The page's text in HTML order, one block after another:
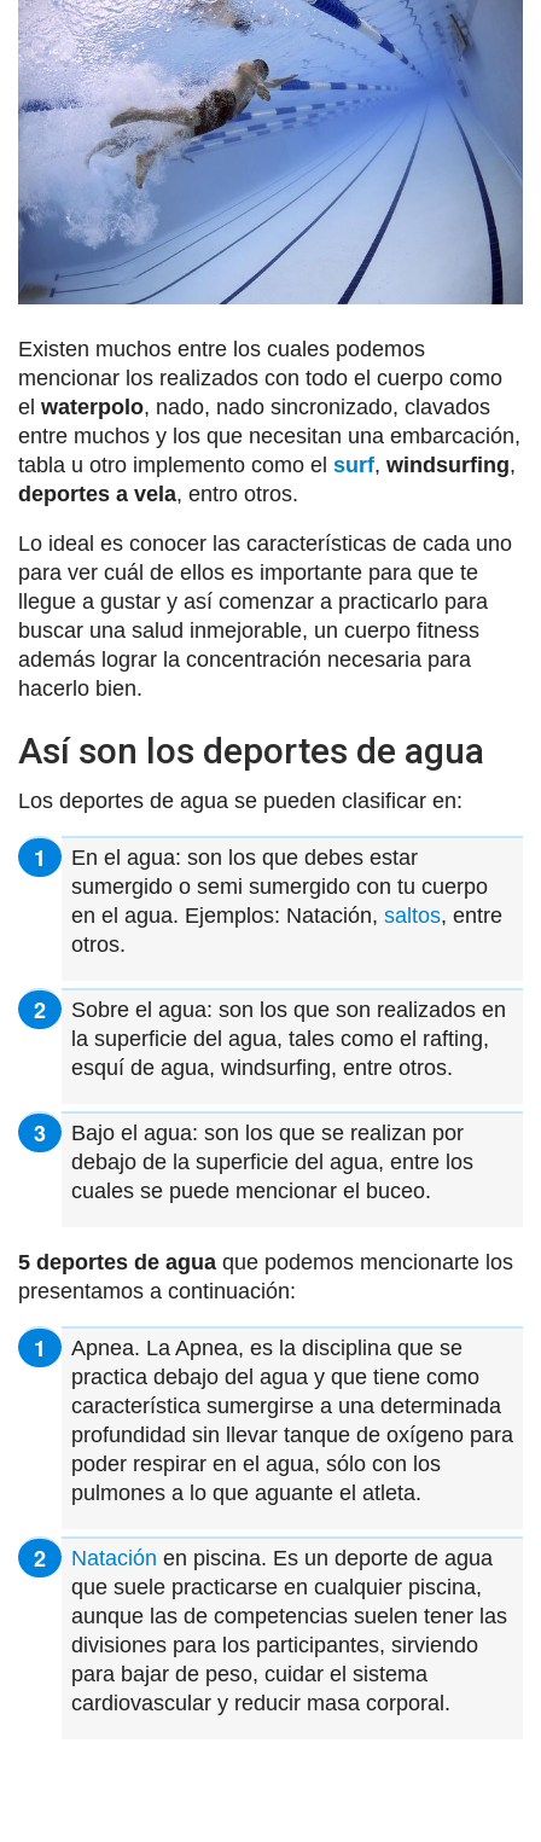
Existen muchos entre los cuales podemos
mencionar los realizados con todo el cuerpo como
el waterpolo, nado, nado sincronizado, clavados
entre muchos y los que necesitan una embarcación,
tabla u otro implemento como el surf, windsurfing,
deportes a vela, entro otros.
Lo ideal es conocer las características de cada uno
para ver cuál de ellos es importante para que te
llegue a gustar y así comenzar a practicarlo para
buscar una salud inmejorable, un cuerpo fitness
además lograr la concentración necesaria para
hacerlo bien.
Así son los deportes de agua
Los deportes de agua se pueden clasificar en:
En el agua: son los que debes estar
sumergido o semi sumergido con tu cuerpo
en el agua. Ejemplos: Natación, saltos, entre
otros.
Sobre el agua: son los que son realizados en
la superficie del agua, tales como el rafting,
esquí de agua, windsurfing, entre otros.
Bajo el agua: son los que se realizan por
debajo de la superficie del agua, entre los
cuales se puede mencionar el buceo.
5 deportes de agua que podemos mencionarte los
presentamos a continuación:
Apnea. La Apnea, es la disciplina que se
practica debajo del agua y que tiene como
característica sumergirse a una determinada
profundidad sin llevar tanque de oxígeno para
poder respirar en el agua, sólo con los
pulmones a lo que aguante el atleta.
Natación en piscina. Es un deporte de agua
que suele practicarse en cualquier piscina,
aunque las de competencias suelen tener las
divisiones para los participantes, sirviendo
para bajar de peso, cuidar el sistema
cardiovascular y reducir masa corporal.